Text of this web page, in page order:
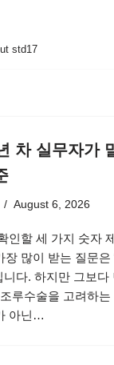
std17
차 실무자가
August 6, 2026
인할 세 가지 숫자
장 많이 받는 질문은
니다. 하지만 그보
루수술을 고려하
아닌…